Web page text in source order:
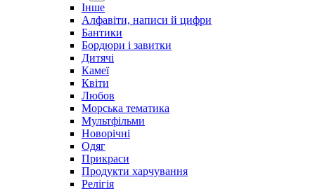
Інше
Алфавіти, написи й цифри
Бантики
Бордюри і завитки
Дитячі
Камеї
Квіти
Любов
Морська тематика
Мультфільми
Новорічні
Одяг
Прикраси
Продукти харчування
Релігія